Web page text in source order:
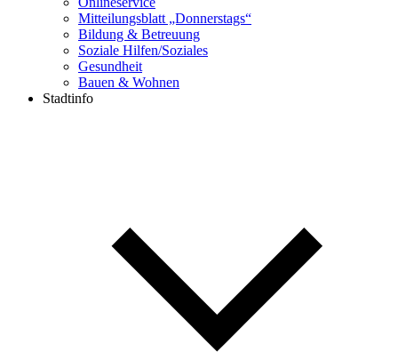
Mitteilungsblatt „Donnerstags“
Bildung & Betreuung
Soziale Hilfen/Soziales
Gesundheit
Bauen & Wohnen
Stadtinfo